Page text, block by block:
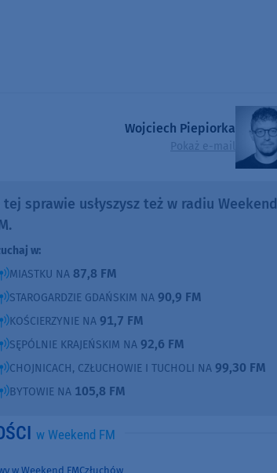
Wojciech Piepiorka
Pokaż e-mail
tej sprawie usłyszysz też w radiu Weekend
w:
MIASTKU NA 87,8 FM
STAROGARDZIE GDAŃSKIM NA 90,9 FM
KOŚCIERZYNIE NA 91,7 FM
SĘPÓLNIE KRAJEŃSKIM NA 92,6 FM
CHOJNICACH, CZŁUCHOWIE I TUCHOLI NA 99,30 FM
BYTOWIE NA 105,8 FM
w Weekend FM
w Weekend FMCzłuchów